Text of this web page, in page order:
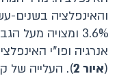
והאינפלציה בשנים-
3.6% ומצויה מעל הגבול העליון של היעד (
(איור 2
). העלייה של